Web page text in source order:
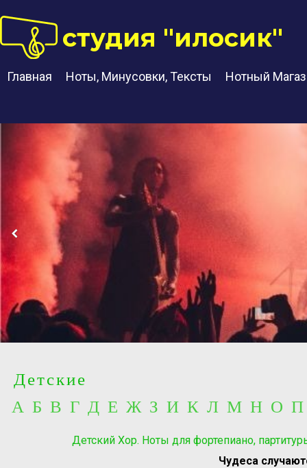
Главная Ноты, Минусовки, Тексты Нотный
студия "илосик"
А Б В Г Д Е Ж З И К Л М Н О
Детские
Детский Хор. Ноты для фортепиано,
Чудеса